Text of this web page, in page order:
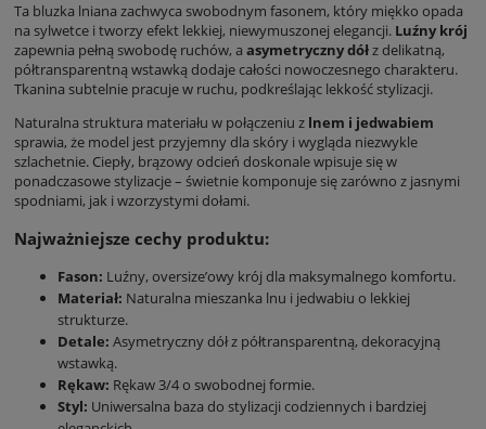
Ta bluzka lniana zachwyca swobodnym fasonem, który miękko opada
na sylwetce i tworzy efekt lekkiej, niewymuszonej elegancji. Luźny krój
zapewnia pełną swobodę ruchów, a asymetryczny dółz delikatną,
półtransparentną wstawką dodaje całości nowoczesnego charakteru.
Tkanina subtelnie pracuje w ruchu, podkreślając lekkość stylizacji.
Naturalna struktura materiału w połączeniu z lnem i jedwabiem
sprawia, że model jest przyjemny dla skóry i wygląda niezwykle
szlachetnie. Ciepły, brązowy odcień doskonale wpisuje się w
ponadczasowe stylizacje – świetnie komponuje się zarówno z jasnymi
spodniami, jak i wzorzystymi dołami.
Najważniejsze cechy produktu:
Fason: Luźny, oversize’owy krój dla maksymalnego komfortu.
Materiał: Naturalna mieszanka lnu i jedwabiu o lekkiej
strukturze.
Detale: Asymetryczny dół z półtransparentną, dekoracyjną
wstawką.
Rękaw: Rękaw 3/4 o swobodnej formie.
Styl: Uniwersalna baza do stylizacji codziennych i bardziej